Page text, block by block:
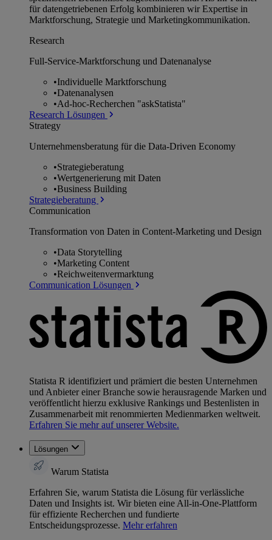
für datengetriebenen Erfolg kombinieren wir Expertise in
Marktforschung, Strategie und Marketingkommunikation.
Research
Full-Service-Marktforschung und Datenanalyse
•Individuelle Marktforschung
•Datenanalysen
•Ad-hoc-Recherchen "askStatista"
Research Lösungen
Strategy
Unternehmens­beratung für die Data-Driven Economy
•Strategieberatung
•Wertgenerierung mit Daten
•Business Building
Strategieberatung
Communication
Transformation von Daten in Content-Marketing und Design
•Data Storytelling
•Marketing Content
•Reichweitenvermarktung
Communication Lösungen
Statista R identifiziert und prämiert die besten Unternehmen
und Anbieter einer Branche sowie herausragende Marken und
veröffentlicht hierzu exklusive Rankings und Bestenlisten in
Zusammenarbeit mit renommierten Medienmarken weltweit.
Erfahren Sie mehr auf unserer Website.
Lösungen
Warum Statista
Erfahren Sie, warum Statista die Lösung für verlässliche
Daten und Insights ist. Wir bieten eine All-in-One-Plattform
für effiziente Recherchen und fundierte
Entscheidungsprozesse. Mehr erfahren